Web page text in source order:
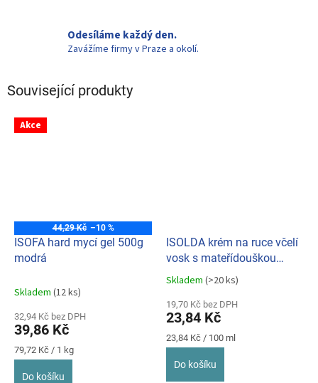
Odesíláme každý den.
Zavážíme firmy v Praze a okolí.
Související produkty
Akce
44,29 Kč –10 %
ISOFA hard mycí gel 500g
modrá
Skladem (12 ks)
32,94 Kč bez DPH
39,86 Kč
Měrná
cena:
79,72 Kč / 1 kg
Do košíku
ISOLDA krém na ruce včelí
vosk s mateřídouškou
100ml
Průměrné
produktu
je
5,0
z
Skladem (>20 ks)
19,70 Kč bez DPH
23,84 Kč
Měrná
cena:
23,84 Kč / 100 ml
Do košíku